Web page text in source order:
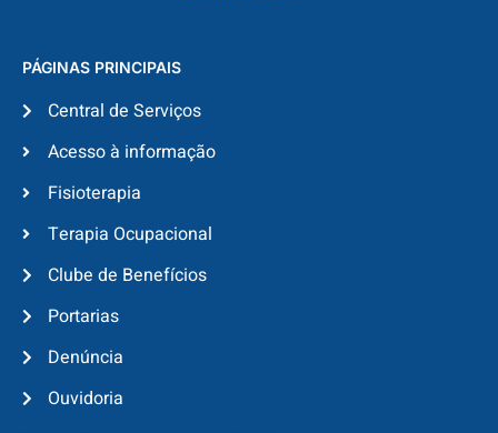
PÁGINAS PRINCIPAIS
Central de Serviços
Acesso à informação
Fisioterapia
Terapia Ocupacional
Clube de Benefícios
Portarias
Denúncia
Ouvidoria